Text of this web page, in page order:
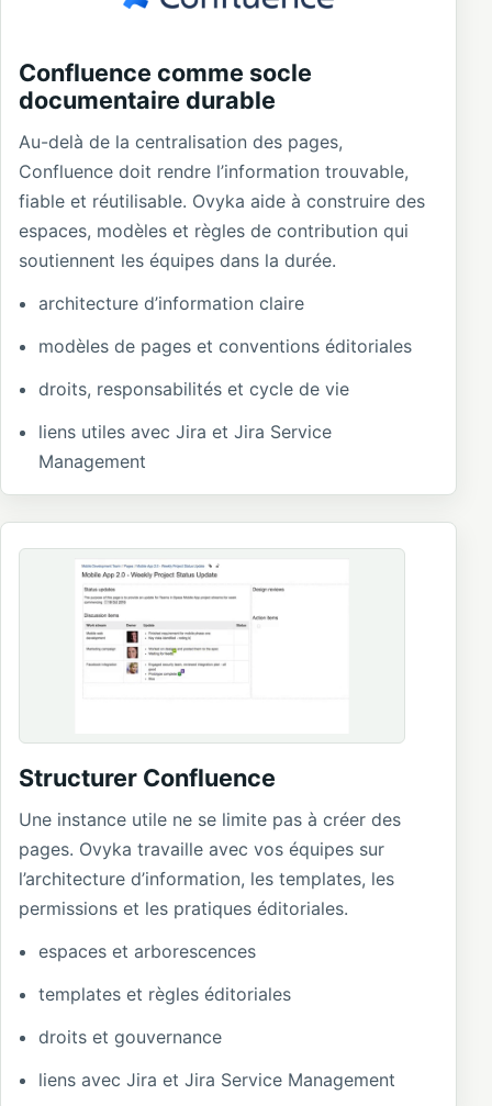
Confluence comme socle
documentaire durable
Au-delà de la centralisation des pages,
Confluence doit rendre l’information trouvable,
fiable et réutilisable. Ovyka aide à construire des
espaces, modèles et règles de contribution qui
soutiennent les équipes dans la durée.
architecture d’information claire
modèles de pages et conventions éditoriales
droits, responsabilités et cycle de vie
liens utiles avec Jira et Jira Service
Management
Structurer Confluence
Une instance utile ne se limite pas à créer des
pages. Ovyka travaille avec vos équipes sur
l’architecture d’information, les templates, les
permissions et les pratiques éditoriales.
espaces et arborescences
templates et règles éditoriales
droits et gouvernance
liens avec Jira et Jira Service Management